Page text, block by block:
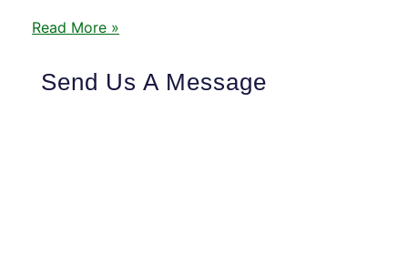
Read More »
Send Us A Message